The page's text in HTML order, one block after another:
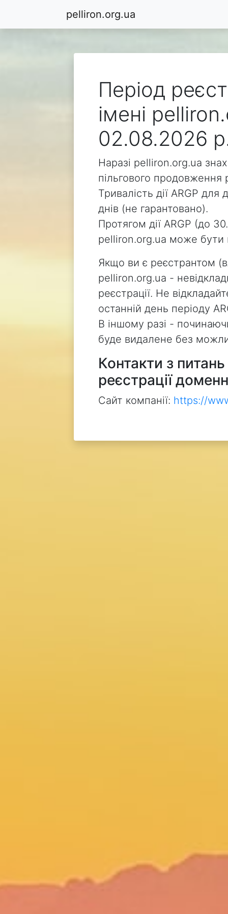
pelliron.org.ua
Період
імені
02.08.2026
Наразі pelliron.org.ua
пільгового продовження
Тривалість дії ARGP
днів (не гарантовано).
Протягом дії ARGP (до
pelliron.org.ua може бути
Якщо ви є реєстрантом
pelliron.org.ua -
реєстрації. Не
останній день періоду
В іншому разі -
буде видалене без
Контакти з
реєстрації
Сайт компанії: https://